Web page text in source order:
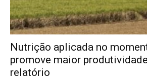
Nutrição aplicada no
promove maior
relatório